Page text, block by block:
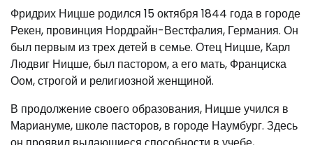
Фридрих Ницше родился 15 октября 1844 года в городе
Рекен, провинция Нордрайн-Вестфалия, Германия. Он
был первым из трех детей в семье. Отец Ницше, Карл
Людвиг Ницше, был пастором, а его мать, Франциска
Оом, строгой и религиозной женщиной.
В продолжение своего образования, Ницше учился в
Мариануме, школе пасторов, в городе Наумбург. Здесь